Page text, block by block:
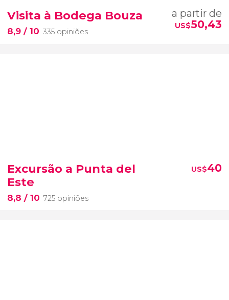
Visita à Bodega Bouza
8,9 / 10 335 opiniões
a partir de
US$50,43
Excursão a Punta del
Este
8,8 / 10 725 opiniões
US$40